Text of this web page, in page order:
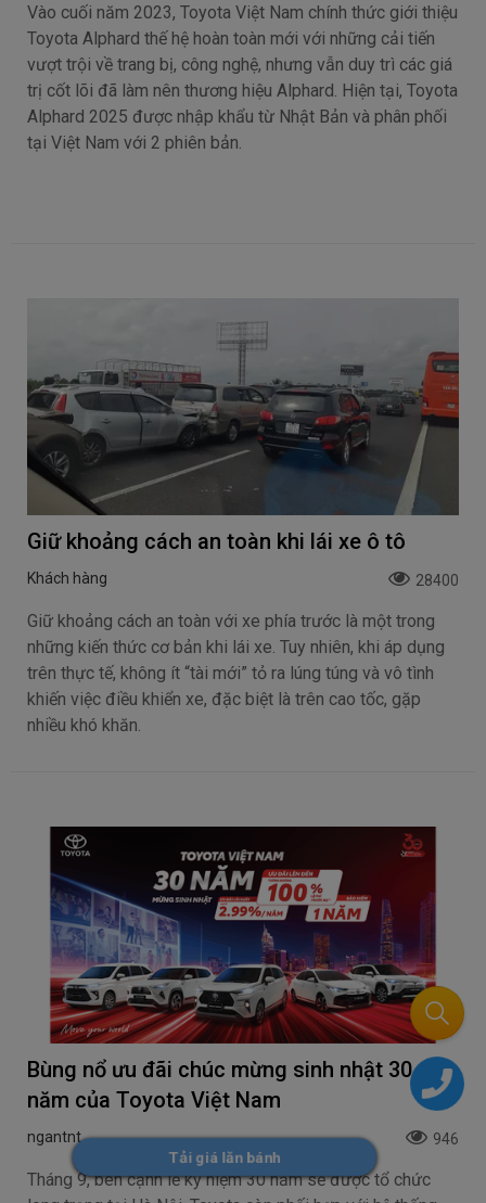
Vào cuối năm 2023, Toyota Việt Nam chính thức giới thiệu
Toyota Alphard thế hệ hoàn toàn mới với những cải tiến
vượt trội về trang bị, công nghệ, nhưng vẫn duy trì các giá
trị cốt lõi đã làm nên thương hiệu Alphard. Hiện tại, Toyota
Alphard 2025 được nhập khẩu từ Nhật Bản và phân phối
tại Việt Nam với 2 phiên bản.
Giữ khoảng cách an toàn khi lái xe ô tô
Khách hàng 28400
Giữ khoảng cách an toàn với xe phía trước là một trong
những kiến thức cơ bản khi lái xe. Tuy nhiên, khi áp dụng
trên thực tế, không ít “tài mới” tỏ ra lúng túng và vô tình
khiến việc điều khiển xe, đặc biệt là trên cao tốc, gặp
nhiều khó khăn.
Bùng nổ ưu đãi chúc mừng sinh nhật 30
năm của Toyota Việt Nam
ngantnt 946
Tháng 9, bên cạnh lễ kỷ niệm 30 năm sẽ được tổ chức
Tải giá lăn bánh